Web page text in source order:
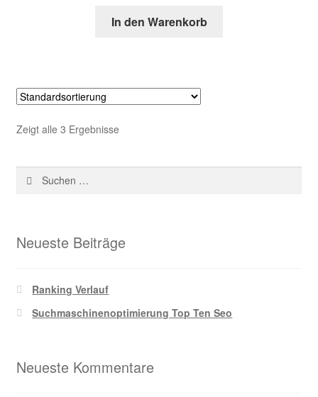
Warenkorb
What Our Client’s Say?
In den Warenkorb
Zeigt alle 3 Ergebnisse
Suche
nach:
Neueste Beiträge
Ranking Verlauf
Suchmaschinenoptimierung Top Ten Seo
Neueste Kommentare